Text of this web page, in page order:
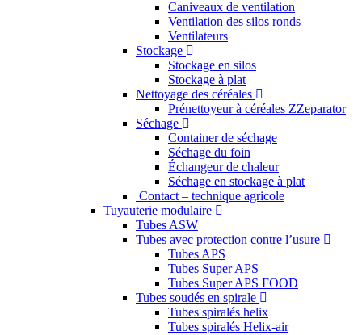
Caniveaux de ventilation
Ventilation des silos ronds
Ventilateurs
Stockage
Stockage en silos
Stockage à plat
Nettoyage des céréales
Prénettoyeur à céréales ZZeparator
Séchage
Container de séchage
Séchage du foin
Échangeur de chaleur
Séchage en stockage à plat
Contact – technique agricole
Tuyauterie modulaire
Tubes ASW
Tubes avec protection contre l’usure
Tubes APS
Tubes Super APS
Tubes Super APS FOOD
Tubes soudés en spirale
Tubes spiralés helix
Tubes spiralés Helix-air